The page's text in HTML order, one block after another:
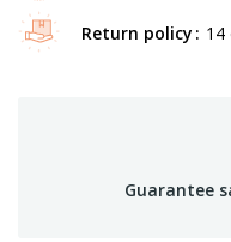
Return policy 14
Guarantee